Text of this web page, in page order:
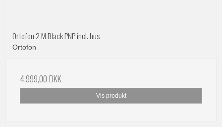
Ortofon 2 M Black PNP incl. hus
Ortofon
4.999,00 DKK
Vis produkt